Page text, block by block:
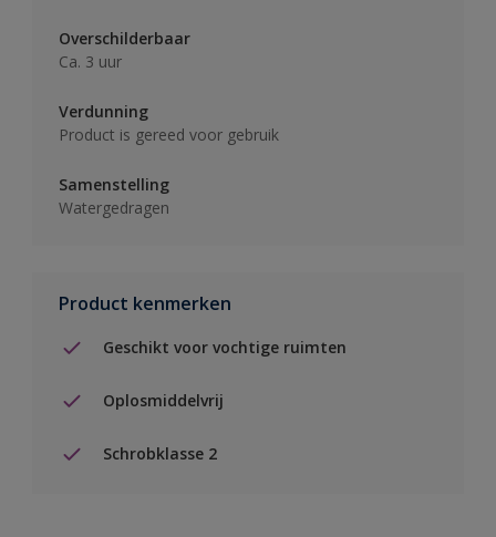
Overschilderbaar
Ca. 3 uur
Verdunning
Product is gereed voor gebruik
Samenstelling
Watergedragen
Product kenmerken
Geschikt voor vochtige ruimten
Oplosmiddelvrij
Schrobklasse 2